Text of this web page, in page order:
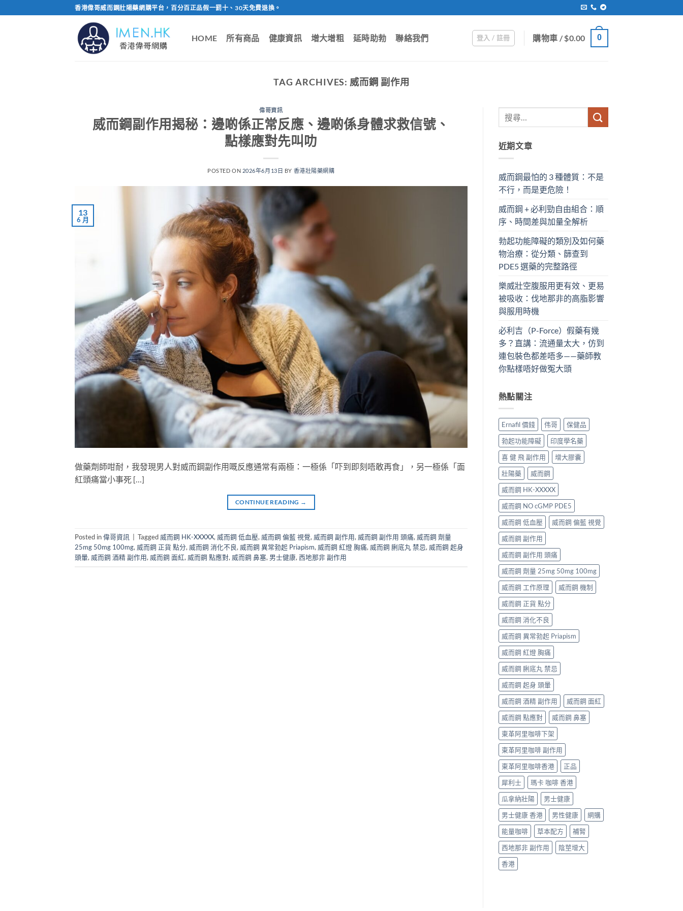
to
香港偉哥威而鋼壯陽藥網購平台，百分百正品假一罰十、30天免費退換。
HOME 所有商品 健康資訊 增大增粗 延時助勃 聯絡我們 登入 / 註冊 購物車 /$0.00 0
TAG ARCHIVES: 威而鋼 副作用
偉哥資訊
威而鋼副作用揭秘：邊啲係正常反應、邊啲係身體求救信號、
點樣應對先叫叻
POSTED ON 2026年6月13日 BY 香港壯陽藥網購
13
6 月
做藥劑師咁耐，我發現男人對威而鋼副作用嘅反應通常有兩極：一極係「吓到即刻唔敢再食」，另一極係「面
紅頭痛當小事死 […]
CONTINUE READING →
Posted in偉哥資訊 Tagged 威而鋼 HK-XXXXX, 威而鋼 低血壓, 威而鋼 偏藍 視覺, 威而鋼 副作用, 威而鋼 副作用 頭痛, 威而鋼 劑量
25mg 50mg 100mg, 威而鋼 正貨 點分, 威而鋼 消化不良, 威而鋼 異常勃起 Priapism, 威而鋼 紅燈 胸痛, 威而鋼 脷底丸 禁忌, 威而鋼 起身
頭暈, 威而鋼 酒精 副作用, 威而鋼 面紅, 威而鋼 點應對, 威而鋼 鼻塞, 男士健康,西地那非 副作用
近期文章
威而鋼最怕的 3 種體質：不是
不行，而是更危險！
威而鋼 + 必利勁自由組合：順
序、時間差與加量全解析
勃起功能障礙的類別及如何藥
物治療：從分類、篩查到
PDE5 選藥的完整路徑
樂威壯空腹服用更有效、更易
被吸收：伐地那非的高脂影響
與服用時機
必利吉（P-Force）假藥有幾
多？直講：流通量太大，仿到
連包裝色都差唔多——藥師教
你點樣唔好做冤大頭
熱點關注
Ernafil 價錢 伟哥
保健品
勃起功能障礙
印度學名藥
喜 健 飛 副作用
增大膠囊
壯陽藥
威而鋼
威而鋼 HK-XXXXX
威而鋼 NO cGMP PDE5
威而鋼 低血壓
威而鋼 偏藍 視覺
威而鋼 副作用
威而鋼 副作用 頭痛
威而鋼 劑量 25mg 50mg 100mg
威而鋼 工作原理
威而鋼 機制
威而鋼 正貨 點分
威而鋼 消化不良
威而鋼 異常勃起 Priapism
威而鋼 紅燈 胸痛
威而鋼 脷底丸 禁忌
威而鋼 起身 頭暈
威而鋼 酒精 副作用
威而鋼 面紅
威而鋼 點應對
威而鋼 鼻塞
東革阿里咖啡下架
東革阿里咖啡 副作用
東革阿里咖啡香港
正品
犀利士
瑪卡 咖啡 香港
瓜拿納壯陽
男士健康
男士健康 香港
男性健康
網購
能量咖啡
草本配方
補腎
西地那非 副作用
陰莖增大
香港